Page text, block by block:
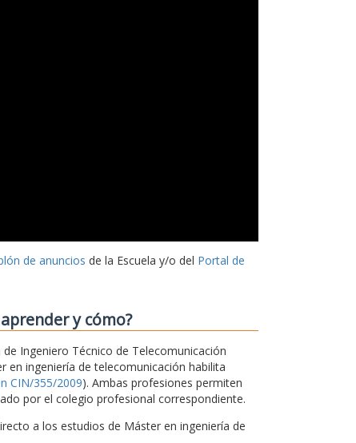
de anuncios de la Escuela y/o del Portal de
y cómo?
Ingeniero Técnico de Telecomunicación
en ingeniería de telecomunicación habilita
CIN/355/2009). Ambas profesiones permiten
por el colegio profesional correspondiente.
a los estudios de Máster en ingeniería de